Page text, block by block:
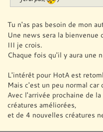
Tu n'as pas besoin de mon
Une news sera la
III je crois.
Chaque fois qu'il y aura une
L'intérêt pour HotA est
Mais c'est un peu normal
Avec l'arrivée prochaine de
créatures améliorées,
et de 4 nouvelles créatures